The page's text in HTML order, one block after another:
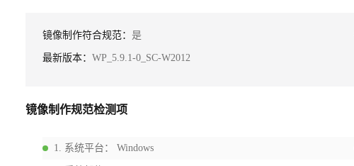
镜像制作符合规范： 是
最新版本： WP_5.9.1-0_SC-W2012
镜像制作规范检测项
1. 系统平台 ： Windows